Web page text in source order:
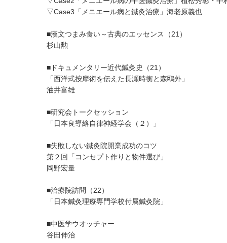
▽Case3「メニエール病と鍼灸治療」海老原義也
■漢文つまみ食い～古典のエッセンス（21）
杉山勲
■ドキュメンタリー近代鍼灸史（21）
「西洋式按摩術を伝えた長瀬時衡と森鴎外」
油井富雄
■研究会トークセッション
「日本良導絡自律神経学会（２）」
■失敗しない鍼灸院開業成功のコツ
第２回「コンセプト作りと物件選び」
岡野宏量
■治療院訪問（22）
「日本鍼灸理療専門学校付属鍼灸院」
■中医学ウオッチャー
谷田伸治